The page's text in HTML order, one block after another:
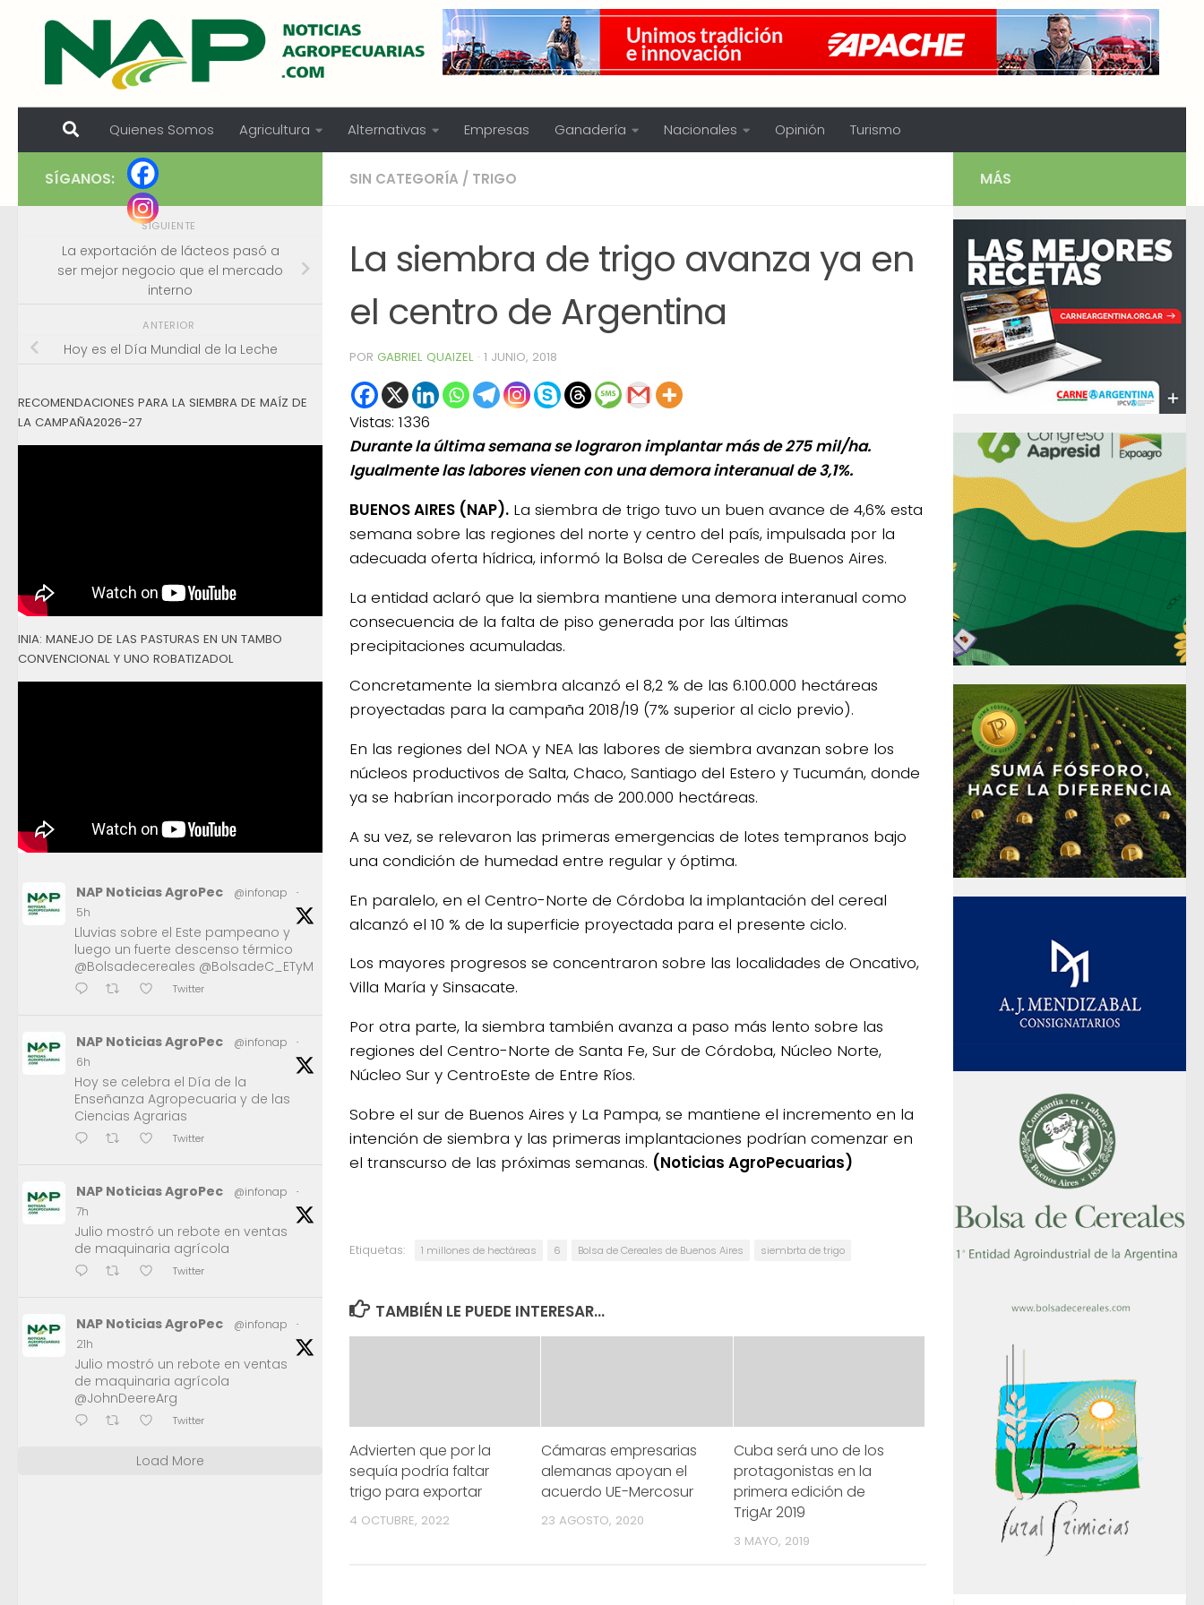
Skip to content
Quienes Somos Agricultura Alternativas Empresas Ganadería Nacionales Opinión Turismo
SIN CATEGORÍA / TRIGO
La siembra de trigo avanza ya en
el centro de Argentina
POR GABRIEL QUAIZEL · 1 JUNIO, 2018
Vistas: 1336
Durante la última semana se lograron implantar más de 275 mil/ha.
Igualmente las labores vienen con una demora interanual de 3,1%.
BUENOS AIRES (NAP). La siembra de trigo tuvo un buen avance de 4,6% esta
semana sobre las regiones del norte y centro del país, impulsada por la
adecuada oferta hídrica, informó la Bolsa de Cereales de Buenos Aires.
La entidad aclaró que la siembra mantiene una demora interanual como
consecuencia de la falta de piso generada por las últimas
precipitaciones acumuladas.
Concretamente la siembra alcanzó el 8,2 % de las 6.100.000 hectáreas
proyectadas para la campaña 2018/19 (7% superior al ciclo previo).
En las regiones del NOA y NEA las labores de siembra avanzan sobre los
núcleos productivos de Salta, Chaco, Santiago del Estero y Tucumán, donde
ya se habrían incorporado más de 200.000 hectáreas.
A su vez, se relevaron las primeras emergencias de lotes tempranos bajo
una condición de humedad entre regular y óptima.
En paralelo, en el Centro-Norte de Córdoba la implantación del cereal
alcanzó el 10 % de la superficie proyectada para el presente ciclo.
Los mayores progresos se concentraron sobre las localidades de Oncativo,
Villa María y Sinsacate.
Por otra parte, la siembra también avanza a paso más lento sobre las
regiones del Centro-Norte de Santa Fe, Sur de Córdoba, Núcleo Norte,
Núcleo Sur y CentroEste de Entre Ríos.
Sobre el sur de Buenos Aires y La Pampa, se mantiene el incremento en la
intención de siembra y las primeras implantaciones podrían comenzar en
el transcurso de las próximas semanas. (Noticias AgroPecuarias)
Etiquetas: 1 millones de hectáreas 6 Bolsa de Cereales de Buenos Aires siembrta de trigo
TAMBIÉN LE PUEDE INTERESAR...
Advierten que por la
sequía podría faltar
trigo para exportar
4 OCTUBRE, 2022
Cámaras empresarias
alemanas apoyan el
acuerdo UE-Mercosur
23 AGOSTO, 2020
Cuba será uno de los
protagonistas en la
primera edición de
TrigAr 2019
3 MAYO, 2019
SÍGANOS:
SIGUIENTE
La exportación de lácteos pasó a
ser mejor negocio que el mercado
interno
ANTERIOR
Hoy es el Día Mundial de la Leche
RECOMENDACIONES PARA LA SIEMBRA DE MAÍZ DE
LA CAMPAÑA2026-27
INIA: MANEJO DE LAS PASTURAS EN UN TAMBO
CONVENCIONAL Y UNO ROBATIZADOL
NAP Noticias AgroPec @infonap
·
5h
Lluvias sobre el Este pampeano y
luego un fuerte descenso térmico
@Bolsadecereales @BolsadeC_ETyM
Twitter
NAP Noticias AgroPec @infonap
·
6h
Hoy se celebra el Día de la
Enseñanza Agropecuaria y de las
Ciencias Agrarias
Twitter
NAP Noticias AgroPec @infonap
·
7h
Julio mostró un rebote en ventas
de maquinaria agrícola
Twitter
NAP Noticias AgroPec @infonap
·
21h
Julio mostró un rebote en ventas
de maquinaria agrícola
@JohnDeereArg
Twitter
Load More
MÁS